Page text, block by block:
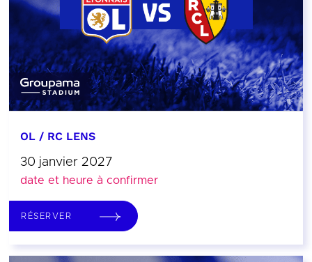
OL / RC LENS
30 janvier 2027
date et heure à confirmer
RÉSERVER